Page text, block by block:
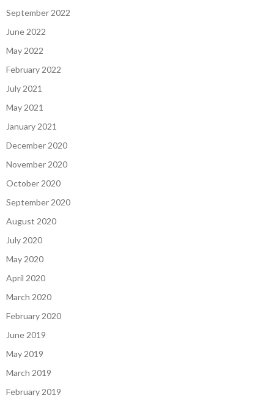
September 2022
June 2022
May 2022
February 2022
July 2021
May 2021
January 2021
December 2020
November 2020
October 2020
September 2020
August 2020
July 2020
May 2020
April 2020
March 2020
February 2020
June 2019
May 2019
March 2019
February 2019